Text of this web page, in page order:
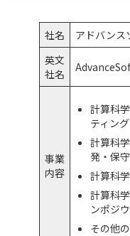
アドバンスソフト株
設立趣旨
社長挨拶
対外的な資格等
品質マネジメントシ
技術者育成プログラ
「スポーツエールカ
社名
アドバンス
英文
社名
事業
内容
計算科
ティング
計算科
発・保
計算科
計算科
ンポジ
その他